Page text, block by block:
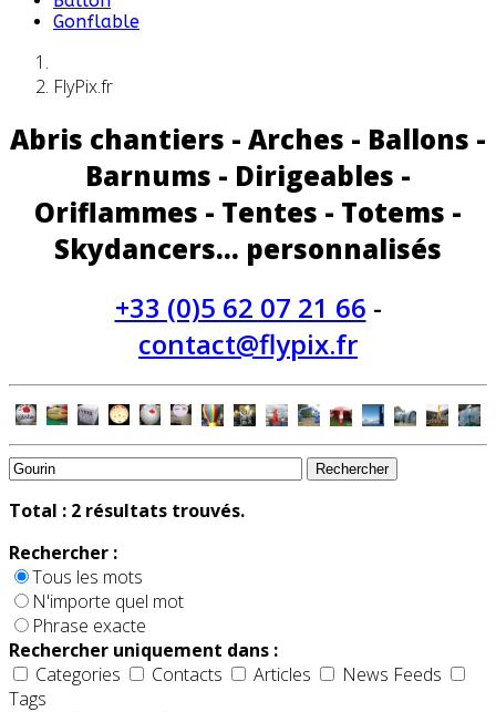
Gonflable
FlyPix.fr
Abris chantiers - Arches - Ballons -
Barnums - Dirigeables -
Oriflammes - Tentes - Totems -
Skydancers... personnalisés
+33 (0)5 62 07 21 66 -
contact@flypix.fr
Rechercher
Total : 2 résultats trouvés.
Rechercher :
Tous les mots
N'importe quel mot
Phrase exacte
Rechercher uniquement dans :
Categories
Contacts Articles
News Feeds
Tags